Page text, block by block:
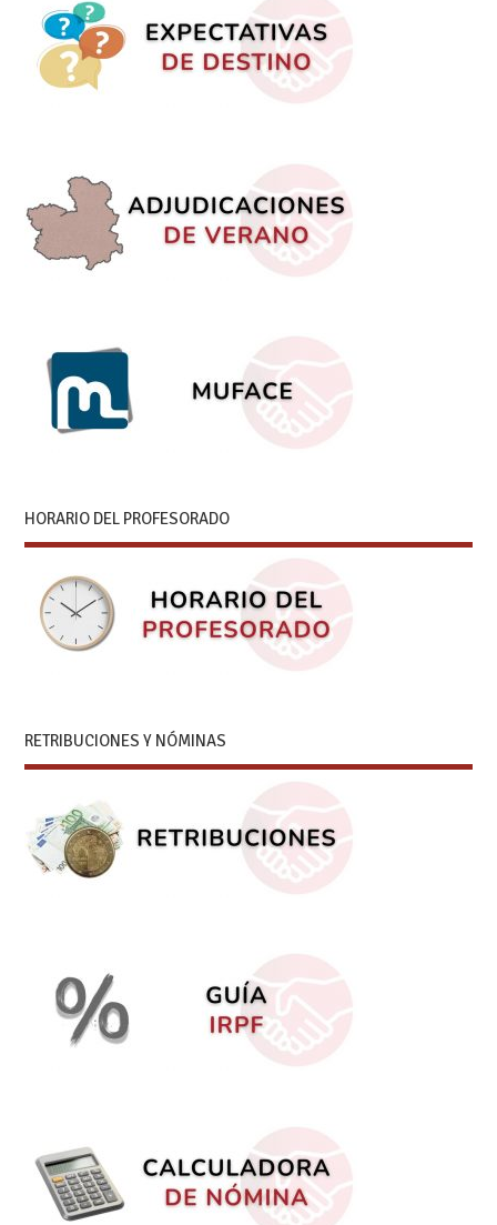
HORARIO DEL PROFESORADO
RETRIBUCIONES Y NÓMINAS